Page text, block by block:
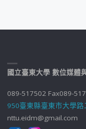
國立臺東大學 數位媒體
089-517502 Fax089-
950臺東縣臺東市大學
nttu.eidm@gmail.com